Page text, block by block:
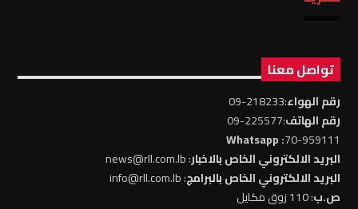
تواصل معنا
رقم الهواء:218233-09
رقم الهاتف:225577-09
70-959111
: Whatsapp
البريد الالكتروني الخاص بالاخبار: news@rll.com.lb
البريد الالكتروني الخاص بالبرامج: info@rll.com.lb
ص.ب: 110 زوق مكايل